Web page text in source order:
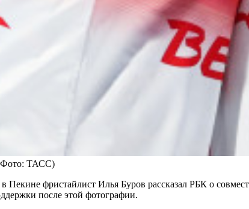
ТАСС)
Пекине фристайлист Илья Буров рассказал РБК о
после этой фотографии.